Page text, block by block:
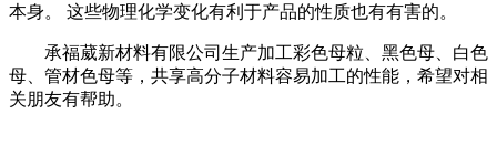
本身。 这些物理化学变化有利于产品的性质也有有害的。
承福葳新材料有限公司生产加工彩色母粒、黑色母、白色
母、管材色母等，共享高分子材料容易加工的性能，希望对相
关朋友有帮助。